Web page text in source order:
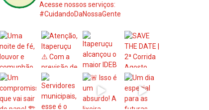
Acesse nossos serviços:
#CuidandoDaNossaGente